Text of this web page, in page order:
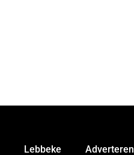
Lebbeke Adverteren